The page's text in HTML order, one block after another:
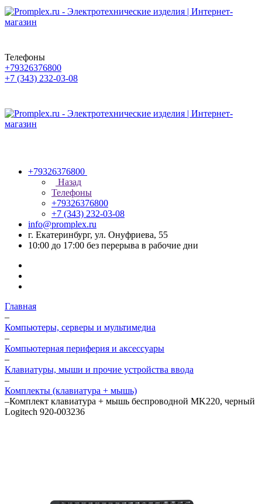
Телефоны
+79326376800
+7 (343) 232-03-08
+79326376800
Назад
Телефоны
+79326376800
+7 (343) 232-03-08
info@promplex.ru
г. Екатеринбург, ул. Онуфриева, 55
10:00 до 17:00 без перерыва в рабочие дни
Главная
–
Компьютеры, серверы и мультимедиа
–
Компьютерная периферия и аксессуары
–
Клавиатуры, мыши и прочие устройства ввода
–
Комплекты (клавиатура + мышь)
–Комплект клавиатура + мышь беспроводной MK220, черный
Logitech 920-003236